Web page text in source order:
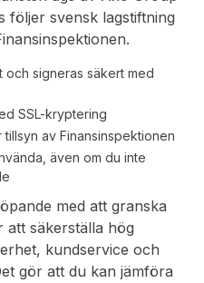
följer svensk lagstiftning
och signeras säkert med
SSL-kryptering
av Finansinspektionen
även om du inte
med att granska
att säkerställa hög
kundservice och
gör att du kan jämföra